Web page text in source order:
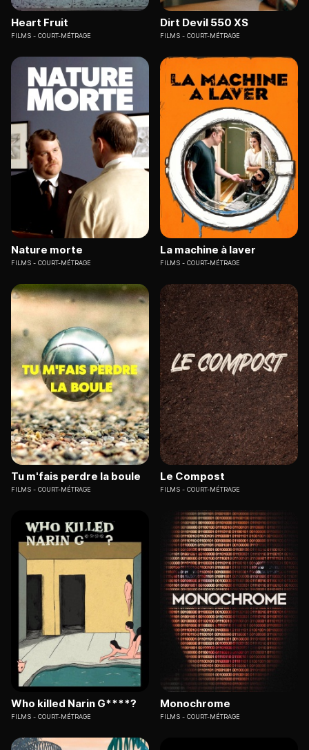
Heart Fruit
FILMS COURT-MÉTRAGE
Dirt Devil 550 XS
FILMS COURT-MÉTRAGE
Nature morte
FILMS COURT-MÉTRAGE
La machine à laver
FILMS COURT-MÉTRAGE
Tu m'fais perdre la boule
FILMS COURT-MÉTRAGE
Le Compost
FILMS COURT-MÉTRAGE
Who killed Narin G****?
FILMS COURT-MÉTRAGE
Monochrome
FILMS COURT-MÉTRAGE